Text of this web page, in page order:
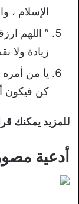
الإسلام ،
‏” اللهم
زيادة ولا
يا من أمره
كن فيكون
للمزيد يمكنك
أدعية